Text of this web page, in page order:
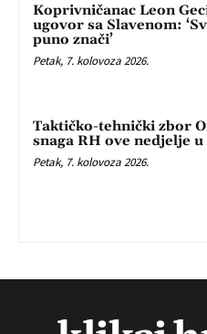
Koprivničanac Leon
ugovor sa Slavenom:
puno znači’
Petak, 7. kolovoza 2026.
Taktičko-tehnički zbor
snaga RH ove nedjelje
Petak, 7. kolovoza 2026.